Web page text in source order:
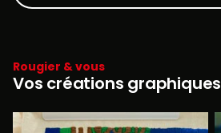
Rougier & vous
Vos créations graphiques